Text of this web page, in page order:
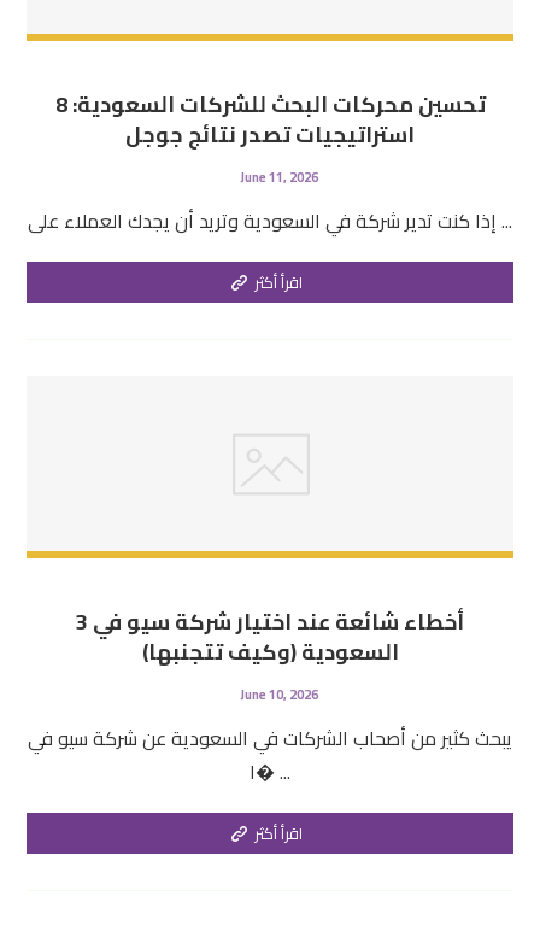
تحسين محركات البحث للشركات السعودية: 8
استراتيجيات تصدر نتائج جوجل
June 11, 2026
إذا كنت تدير شركة في السعودية وتريد أن يجدك العملاء على ...
اقرأ أكثر
3 أخطاء شائعة عند اختيار شركة سيو في
السعودية (وكيف تتجنبها)
June 10, 2026
يبحث كثير من أصحاب الشركات في السعودية عن شركة سيو في
ا� ...
اقرأ أكثر